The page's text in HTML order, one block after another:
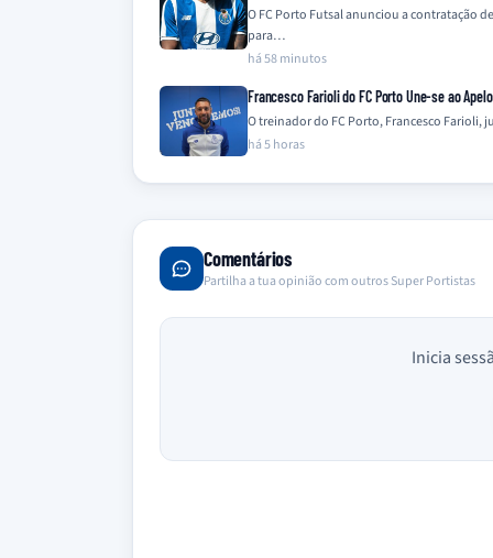
O FC Porto Futsal anunciou a contratação
para…
há 58 minutos
Francesco Farioli do FC Porto Une-se ao
O treinador do FC Porto, Francesco
há 5 horas
Comentários
Partilha a tua opinião com outros Super Portistas
Inicia